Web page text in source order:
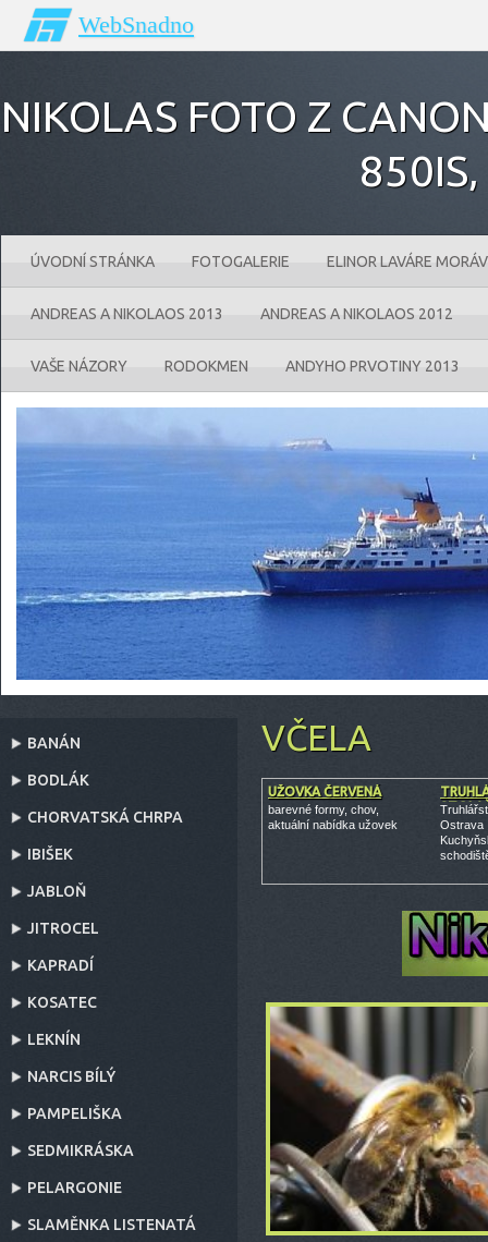
WebSnadno
NIKOLAS FOTO Z
ÚVODNÍ STRÁNKA FOTOGALERIE ELINOR LAVÁRE
ANDREAS A NIKOLAOS 2013 ANDREAS A NIKOLAOS 2012
VAŠE NÁZORY RODOKMEN ANDYHO PRVOTINY 2013
VČELA
UŽOVKA ČERVENÁ
barevné formy, chov,
aktuální nabídka užovek
Ostrava
BANÁN
BODLÁK
CHORVATSKÁ CHRPA
IBIŠEK
JABLOŇ
JITROCEL
KAPRADÍ
KOSATEC
LEKNÍN
NARCIS BÍLÝ
PAMPELIŠKA
SEDMIKRÁSKA
PELARGONIE
SLAMĚNKA LISTENATÁ